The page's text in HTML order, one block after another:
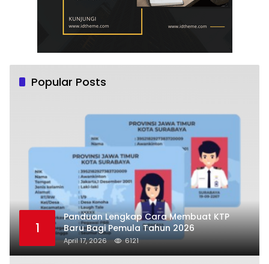
Popular Posts
1
Panduan Lengkap Cara Membuat KTP
Baru Bagi Pemula Tahun 2026
April 17, 2026 6121